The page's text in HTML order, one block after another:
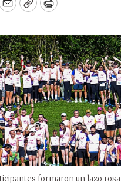
EmailCopyPrint
formaron un lazo rosa